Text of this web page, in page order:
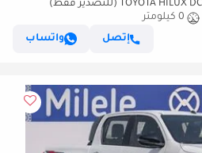
0 كيلومتر
إتصل
واتساب